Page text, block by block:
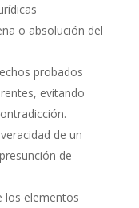
o absolución del
probados
evitando
de un
de
los elementos